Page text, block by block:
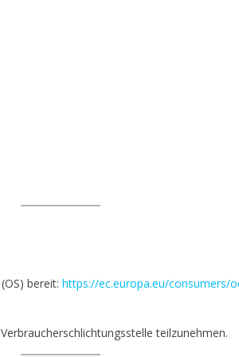
bereit: https://ec.europa.eu/consumers/
teilzunehmen.